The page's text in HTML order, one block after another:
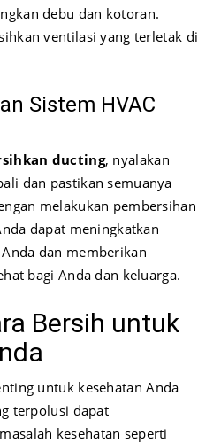
debu dan kotoran.
ventilasi yang terletak di
Sistem HVAC
ducting, nyalakan
dan pastikan semuanya
melakukan pembersihan
dapat meningkatkan
dan memberikan
bagi Anda dan keluarga.
Bersih untuk
untuk kesehatan Anda
terpolusi dapat
kesehatan seperti